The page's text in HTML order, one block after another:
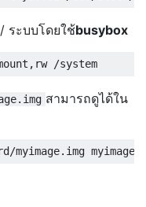
ระบบโดยใช้busybox
สามารถดูได้ใน